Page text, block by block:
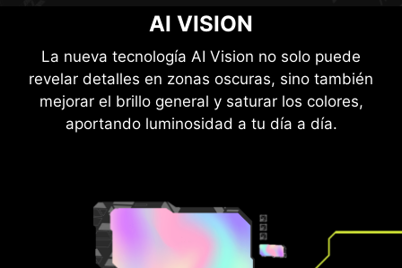
AI VISION
La nueva tecnología AI Vision no solo puede
revelar detalles en zonas oscuras, sino también
mejorar el brillo general y saturar los colores,
aportando luminosidad a tu día a día.
MSI MODO CONSOLA
Después de conectar la tecnología HDMI™ CEC
(Consumer Electronics Control) integrada a los
mandos de PlayStation o Switch, estos se
pueden utilizar para despertar la pantalla con
través del modo Consola MSI. Siéntete libre de
disfrutar de una experiencia de juego sin ningún
tipo de distorsión de la imagen.